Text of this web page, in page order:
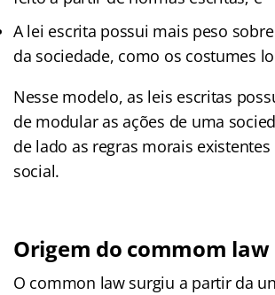
A lei escrita possui mais peso
da sociedade, como os costumes
Nesse modelo, as leis escritas
de modular as ações de uma
de lado as regras morais
social.
Origem do commom law
O common law surgiu a partir da